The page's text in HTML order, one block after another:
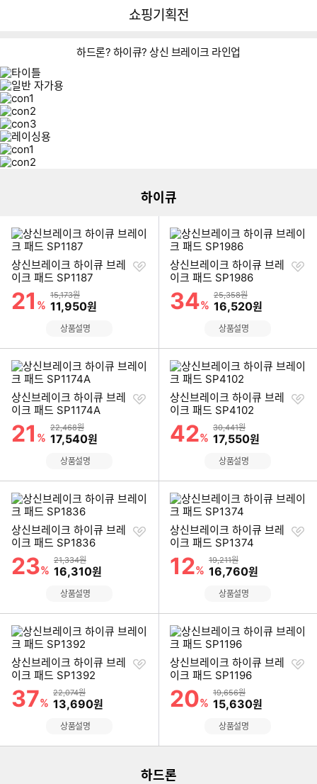
다나와
쇼핑기획전
하드론? 하이큐? 상신 브레이크 라인업
로
가
기
바
로
가
기
바
로
기
일
반
자로
바
하이큐
상신브레이크 하이큐 브레
이크 패드 SP1187
할인률
21 %
상품금액
15,173원
할인금액
11,950원
찜
상품설명
상신브레이크 하이큐 브레
이크 패드 SP1986
할인률
34%
상품금액
25,358원
할인금액
16,520원
찜
상품설명
상신브레이크 하이큐 브레
이크 패드 SP1174A
할인률
21 %
상품금액
22,468원
할인금액
17,540원
찜
상품설명
상신브레이크 하이큐 브레
이크 패드 SP4102
할인률
42%
상품금액
30,441원
할인금액
17,550원
찜
상품설명
상신브레이크 하이큐 브레
이크 패드 SP1836
할인률
23%
상품금액
21,334원
할인금액
16,310원
찜
상품설명
상신브레이크 하이큐 브레
이크 패드 SP1374
할인률
12%
상품금액
19,211원
할인금액
16,760원
찜
상품설명
상신브레이크 하이큐 브레
이크 패드 SP1392
할인률
37%
상품금액
22,074원
할인금액
13,690원
찜
상품설명
상신브레이크 하이큐 브레
이크 패드 SP1196
할인률
20%
상품금액
19,656원
할인금액
15,630원
찜
상품설명
하드론